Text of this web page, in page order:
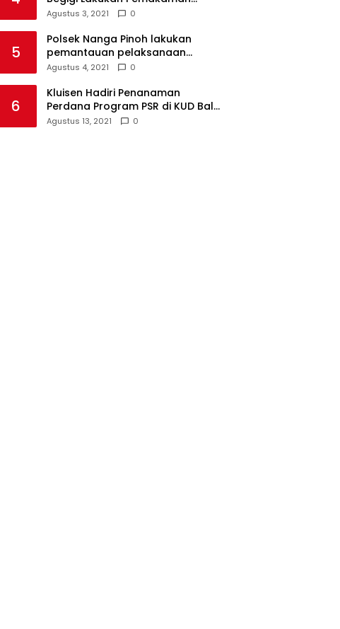
Pasien Covid-19 Sesuai Prokes
Agustus 3, 2021 0
5
Polsek Nanga Pinoh lakukan
pemantauan pelaksanaan
vaksinasi covid-19 tahap 2
Agustus 4, 2021 0
6
Kluisen Hadiri Penanaman
Perdana Program PSR di KUD Bale
Yotro Beloyan
Agustus 13, 2021 0